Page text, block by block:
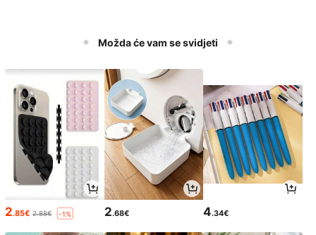
Možda će vam se svidjeti
2.85€ 2.88€ -1% 2.68€ 4.34€